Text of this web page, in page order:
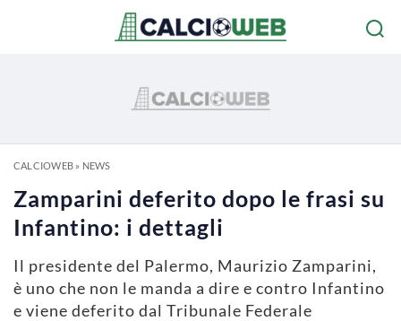
CALCIOWEB» NEWS
Zamparini deferito dopo le frasi su
Infantino: i dettagli
Il presidente del Palermo, Maurizio Zamparini,
è uno che non le manda a dire e contro Infantino
e viene deferito dal Tribunale Federale